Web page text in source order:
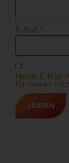
E-Mail *
Name, E-Mail-
für meinen